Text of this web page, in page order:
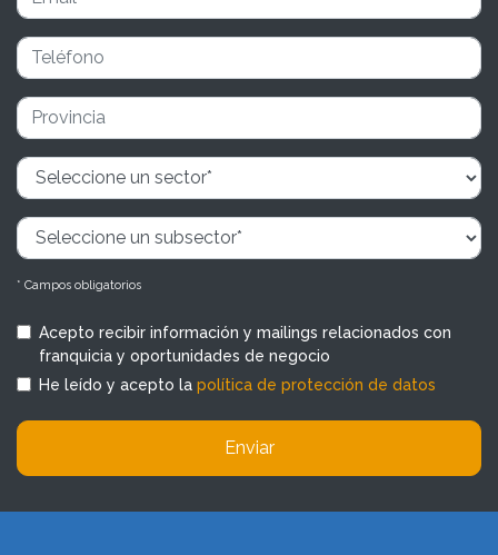
* Campos obligatorios
Acepto recibir información y mailings relacionados con
franquicia y oportunidades de negocio
He leído y acepto la política de protección de datos
Enviar